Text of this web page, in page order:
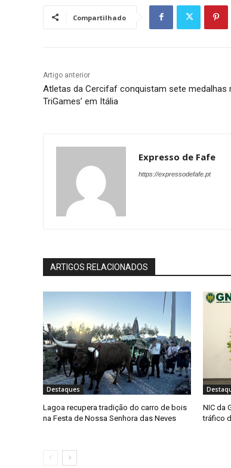
Compartilhado
Artigo anterior
Atletas da Cercifaf conquistam sete medalhas
TriGames’ em Itália
Expresso de Fafe
https://expressodefafe.pt
ARTIGOS RELACIONADOS
Destaques
Lagoa recupera tradição do carro de bois
na Festa de Nossa Senhora das Neves
NIC da
tráfico